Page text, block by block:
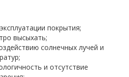
покрытия;
высыхать;
солнечных лучей и
и отсутствие